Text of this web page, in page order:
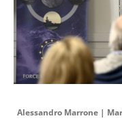
Alessandro Marrone |